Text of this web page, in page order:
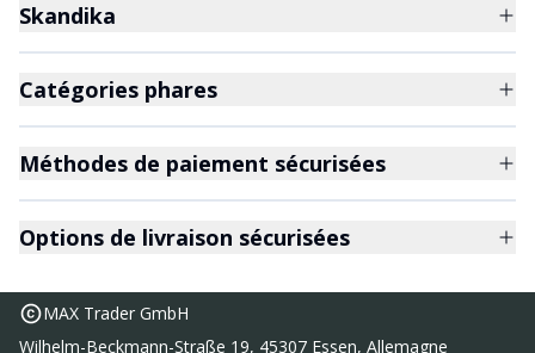
Skandika
Catégories phares
Méthodes de paiement sécurisées
Options de livraison sécurisées
MAX Trader GmbH
Wilhelm-Beckmann-Straße 19, 45307 Essen, Allemagne